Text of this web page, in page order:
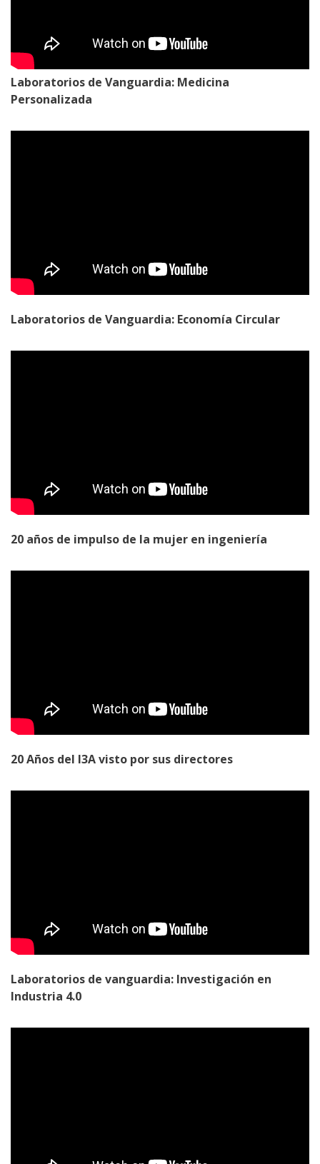
Laboratorios de Vanguardia: Medicina
Personalizada
Laboratorios de Vanguardia: Economía Circular
20 años de impulso de la mujer en ingeniería
20 Años del I3A visto por sus directores
Laboratorios de vanguardia: Investigación en
Industria 4.0